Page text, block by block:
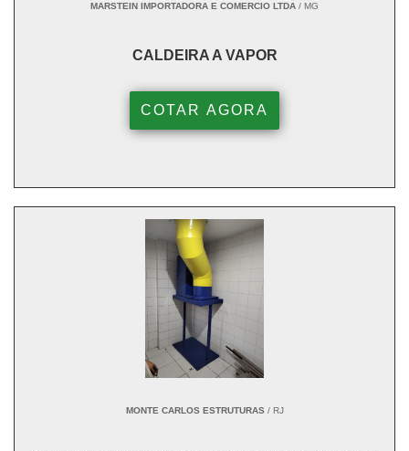
MARSTEIN IMPORTADORA E COMERCIO LTDA / MG
CALDEIRA A VAPOR
COTAR AGORA
MONTE CARLOS ESTRUTURAS/ RJ